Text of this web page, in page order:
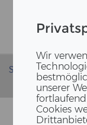
Wir
unserer
Cookies
Startseite
News
Mangelware